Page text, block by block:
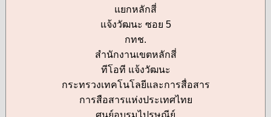
แยกหลักสี่
แจ้งวัฒนะ ซอย 5
กทช.
สำนักงานเขตหลักสี่
ทีโอที แจ้งวัฒนะ
กระทรวงเทคโนโลยีและการสื่อสาร
การสือสารแห่งประเทศไทย
ศูนย์อบรมไปรษณีย์